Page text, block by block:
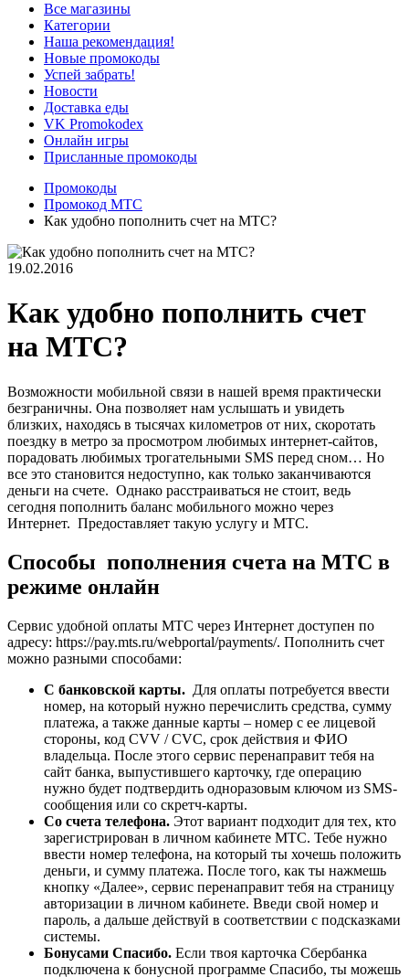
Все магазины
Категории
Наша рекомендация!
Новые промокоды
Успей забрать!
Новости
Доставка еды
VK Promokodex
Онлайн игры
Присланные промокоды
Промокоды
Промокод МТС
Как удобно пополнить счет на МТС?
19.02.2016
Как удобно пополнить счет
на МТС?
Возможности мобильной связи в нашей время практически
безграничны. Она позволяет нам услышать и увидеть
близких, находясь в тысячах километров от них, скоротать
поездку в метро за просмотром любимых интернет-сайтов,
порадовать любимых трогательными SMS перед сном… Но
все это становится недоступно, как только заканчиваются
деньги на счете. Однако расстраиваться не стоит, ведь
сегодня пополнить баланс мобильного можно через
Интернет. Предоставляет такую услугу и МТС.
Способы пополнения счета на МТС в
режиме онлайн
Сервис удобной оплаты МТС через Интернет доступен по
адресу: https://pay.mts.ru/webportal/payments/. Пополнить счет
можно разными способами:
С банковской карты. Для оплаты потребуется ввести
номер, на который нужно перечислить средства, сумму
платежа, а также данные карты – номер с ее лицевой
стороны, код CVV / CVC, срок действия и ФИО
владельца. После этого сервис перенаправит тебя на
сайт банка, выпустившего карточку, где операцию
нужно будет подтвердить одноразовым ключом из SMS-
сообщения или со скретч-карты.
Со счета телефона. Этот вариант подходит для тех, кто
зарегистрирован в личном кабинете МТС. Тебе нужно
ввести номер телефона, на который ты хочешь положить
деньги, и сумму платежа. После того, как ты нажмешь
кнопку «Далее», сервис перенаправит тебя на страницу
авторизации в личном кабинете. Введи свой номер и
пароль, а дальше действуй в соответствии с подсказками
системы.
Бонусами Спасибо. Если твоя карточка Сбербанка
подключена к бонусной программе Спасибо, ты можешь